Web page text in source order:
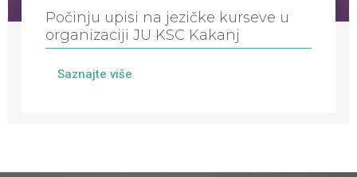
Počinju upisi na jezičke kurseve u
organizaciji JU KSC Kakanj
Saznajte više